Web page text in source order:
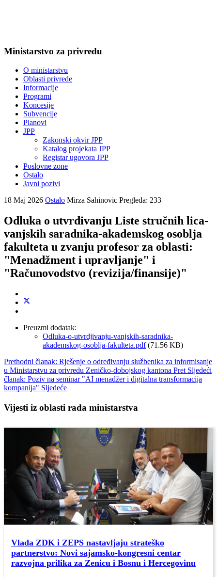
Ministarstvo za privredu
O ministarstvu
Oblasti privrede
Informacije
Programi
Koncesije
Subvencije
Planovi
JPP
Zakonski okvir JPP
Katalog projekata JPP
Registar ugovora JPP
Poslovne zone
Ostalo
Javni pozivi
18 Maj 2026 Ostalo Mirza Sahinovic Pregleda: 233
Odluka o utvrđivanju Liste stručnih lica-
vanjskih saradnika-akademskog osoblja
fakulteta u zvanju profesor za oblasti:
"Menadžment i upravljanje" i
"Računovodstvo (revizija/finansije)"
Preuzmi dodatak:
Odluka-o-utvrdjivanju-vanjskih-saradnika-
akademskog-osoblja-fakulteta.pdf(71.56 KB)
Prethodni članak: Rješenje o određivanju službenika za informisanje
u Ministarstvu za privredu Zeničko-dobojskog kantona Pret Sljedeći
članak: Poziv na seminar "AI menadžer i digitalna transformacija
kompanija" Sljedeće
Vijesti iz oblasti rada ministarstva
Vlada ZDK i ZEPS nastavljaju strateško
partnerstvo: Novi sajamsko-kongresni centar
razvojna prilika za Zenicu i Bosnu i Hercegovinu